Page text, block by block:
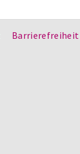
Barrierefreiheit